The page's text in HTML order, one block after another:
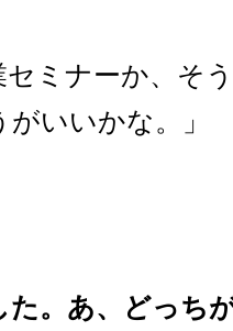
ミナーか、そ
いいかな。」
。あ、どっち